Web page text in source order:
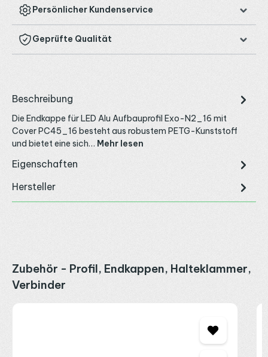
Persönlicher Kundenservice
Geprüfte Qualität
Beschreibung
Die Endkappe für LED Alu Aufbauprofil Exo-N2_16 mit
Cover PC45_16 besteht aus robustem PETG-Kunststoff
und bietet eine sich… Mehr lesen
Eigenschaften
Hersteller
Produktgalerie überspringen
Zubehör - Profil, Endkappen, Halteklammer,
Verbinder